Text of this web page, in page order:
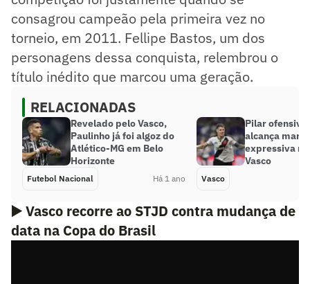
consagrou campeão pela primeira vez no
torneio, em 2011. Fellipe Bastos, um dos
personagens dessa conquista, relembrou o
título inédito que marcou uma geração.
RELACIONADAS
Revelado pelo Vasco,
Paulinho já foi algoz do
Atlético-MG em Belo
Horizonte
Futebol Nacional Há 1 ano
Pilar
alcança marca
expressiva
Vasco
Vasco
▶️Vasco recorre ao STJD contra mudança de
data na Copa do Brasil